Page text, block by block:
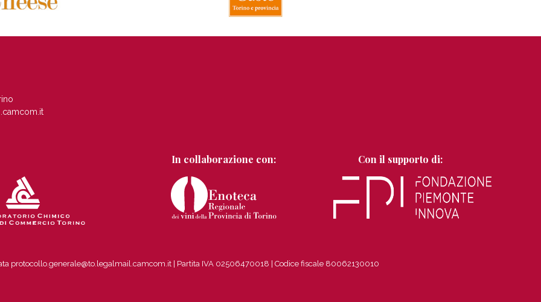
In collaborazione con: Con il supporto di:
protocollo.generale@to.legalmail.camcom.it | Partita IVA 02506470018 Codice fiscale 80062130010